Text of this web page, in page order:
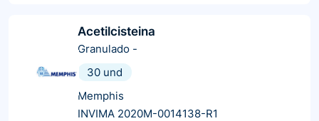
Acetilcisteina
Granulado -
30 und
Memphis
INVIMA 2020M-0014138-R1